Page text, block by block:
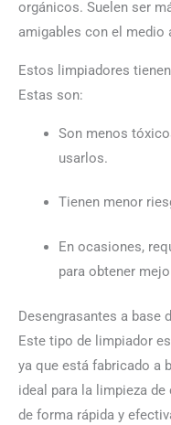
orgánicos. Suelen ser
amigables con el medio
Estos limpiadores
Estas son:
Son menos
usarlos.
Tienen menor
En ocasiones,
para obtener
Desengrasantes a base
Este tipo de limpiador
ya que está fabricado a
ideal para la limpieza
de forma rápida y